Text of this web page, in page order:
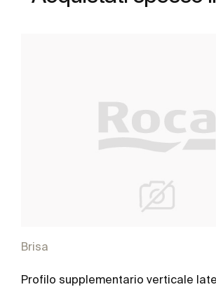
Brisa
Profilo supplementario verticale